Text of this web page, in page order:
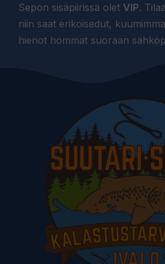
Sepon sisäpiirissä olet VIP.
niin saat erikoisedut,
hienot hommat suoraan